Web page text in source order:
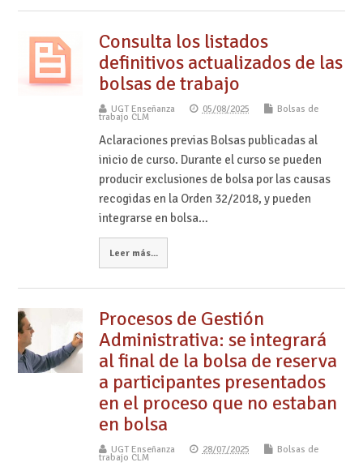
Consulta los listados
definitivos actualizados de las
bolsas de trabajo
UGT Enseñanza 05/08/2025 Bolsas de
trabajo CLM
Aclaraciones previas Bolsas publicadas al
inicio de curso. Durante el curso se pueden
producir exclusiones de bolsa por las causas
recogidas en la Orden 32/2018, y pueden
integrarse en bolsa…
Leer más...
Procesos de Gestión
Administrativa: se integrará
al final de la bolsa de reserva
a participantes presentados
en el proceso que no estaban
en bolsa
UGT Enseñanza 28/07/2025 Bolsas de
trabajo CLM